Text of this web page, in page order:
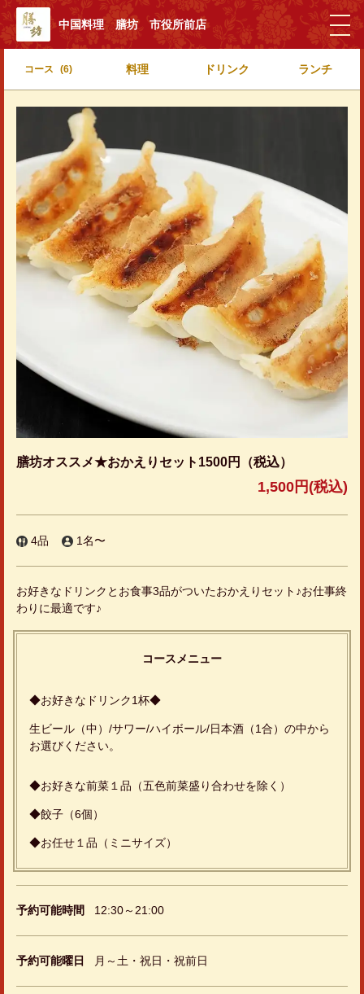
中国料理 膳坊 市役所前店
コース (6) 料理 ドリンク ランチ
膳坊オススメ★おかえりセット1500円（税込）
1,500円 (税込)
4品 1名〜
お好きなドリンクとお食事3品がついたおかえりセット♪お仕事終
わりに最適です♪
コースメニュー
◆お好きなドリンク1杯◆
生ビール（中）/サワー/ハイボール/日本酒（1合）の中から
お選びください。
◆お好きな前菜１品（五色前菜盛り合わせを除く）
◆餃子（6個）
◆お任せ１品（ミニサイズ）
予約可能時間 12:30～21:00
予約可能曜日 月～土・祝日・祝前日
この店舗情報をシェアする
理 膳坊 市役所前店
お店情報をコピー